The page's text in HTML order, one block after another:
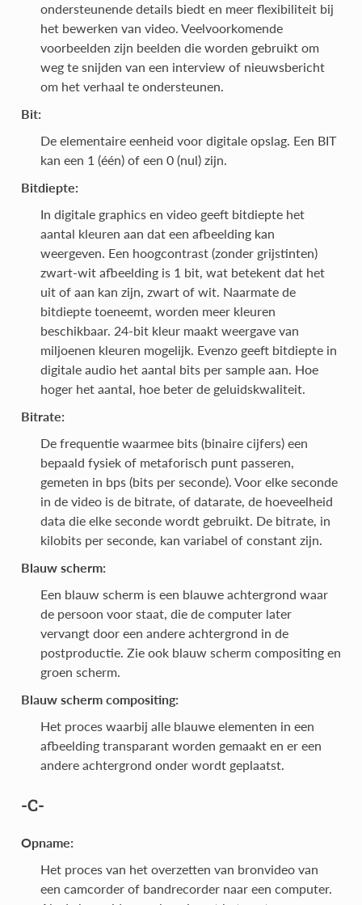
ondersteunende details biedt en meer flexibiliteit bij
het bewerken van video. Veelvoorkomende
voorbeelden zijn beelden die worden gebruikt om
weg te snijden van een interview of nieuwsbericht
om het verhaal te ondersteunen.
Bit:
De elementaire eenheid voor digitale opslag. Een BIT
kan een 1 (één) of een 0 (nul) zijn.
Bitdiepte:
In digitale graphics en video geeft bitdiepte het
aantal kleuren aan dat een afbeelding kan
weergeven. Een hoogcontrast (zonder grijstinten)
zwart-wit afbeelding is 1 bit, wat betekent dat het
uit of aan kan zijn, zwart of wit. Naarmate de
bitdiepte toeneemt, worden meer kleuren
beschikbaar. 24-bit kleur maakt weergave van
miljoenen kleuren mogelijk. Evenzo geeft bitdiepte in
digitale audio het aantal bits per sample aan. Hoe
hoger het aantal, hoe beter de geluidskwaliteit.
Bitrate:
De frequentie waarmee bits (binaire cijfers) een
bepaald fysiek of metaforisch punt passeren,
gemeten in bps (bits per seconde). Voor elke seconde
in de video is de bitrate, of datarate, de hoeveelheid
data die elke seconde wordt gebruikt. De bitrate, in
kilobits per seconde, kan variabel of constant zijn.
Blauw scherm:
Een blauw scherm is een blauwe achtergrond waar
de persoon voor staat, die de computer later
vervangt door een andere achtergrond in de
postproductie. Zie ook blauw scherm compositing en
groen scherm.
Blauw scherm compositing:
Het proces waarbij alle blauwe elementen in een
afbeelding transparant worden gemaakt en er een
andere achtergrond onder wordt geplaatst.
-C-
Opname:
Het proces van het overzetten van bronvideo van
een camcorder of bandrecorder naar een computer.